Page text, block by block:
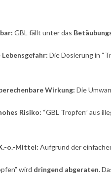
GBL fällt unter das
Die Dosierung in
Wirkung: Die
Risiko: “GBL Tropfen” aus
o.-Mittel: Aufgrund der
wird dringend abgeraten.